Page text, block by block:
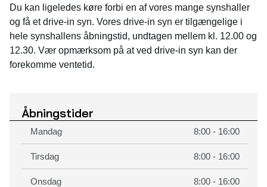
Du kan ligeledes køre forbi en af vores mange synshaller
og få et drive-in syn. Vores drive-in syn er tilgængelige i
hele synshallens åbningstid, undtagen mellem kl. 12.00 og
12.30. Vær opmærksom på at ved drive-in syn kan der
forekomme ventetid.
Åbningstider
Mandag 8:00 - 16:00
Tirsdag 8:00 - 16:00
Onsdag 8:00 - 16:00